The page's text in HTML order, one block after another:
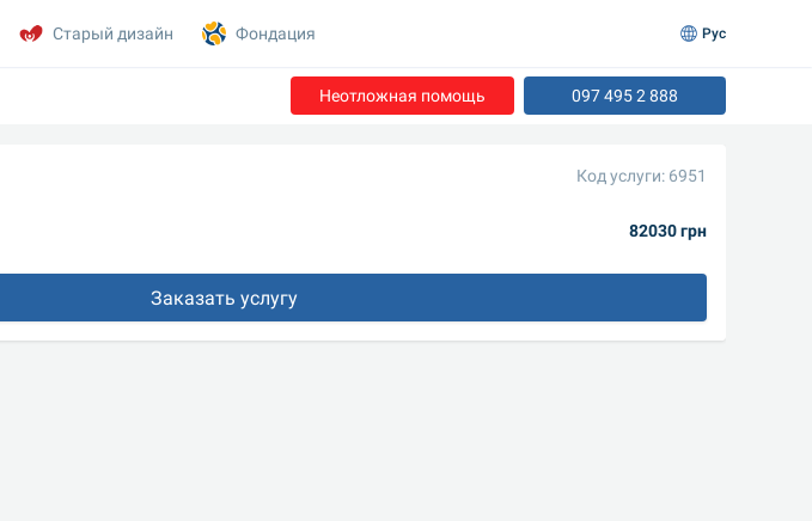
Неотложная помощь 097 495 2 888
Код услуги: 6951
82030 грн
Заказать услугу
Старый дизайн Фондация Рус